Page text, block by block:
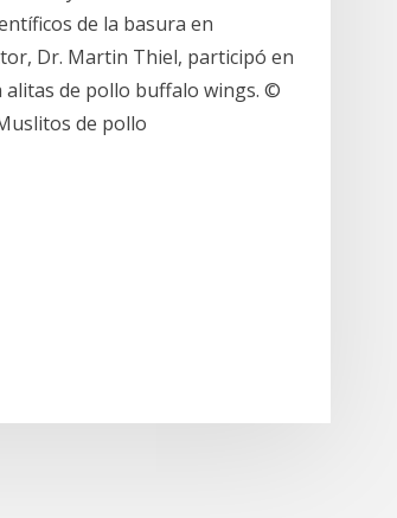
de la basura en
Dr. Martin Thiel, participó en
alitas de pollo buffalo wings. ©
Muslitos de pollo